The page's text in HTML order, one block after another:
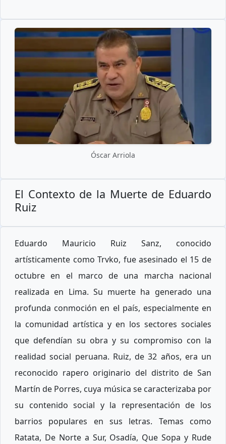
Óscar Arriola
El Contexto de la Muerte de Eduardo
Ruiz
Eduardo Mauricio Ruiz Sanz, conocido
artísticamente como Trvko, fue asesinado el 15 de
octubre en el marco de una marcha nacional
realizada en Lima. Su muerte ha generado una
profunda conmoción en el país, especialmente en
la comunidad artística y en los sectores sociales
que defendían su obra y su compromiso con la
realidad social peruana. Ruiz, de 32 años, era un
reconocido rapero originario del distrito de San
Martín de Porres, cuya música se caracterizaba por
su contenido social y la representación de los
barrios populares en sus letras. Temas como
Ratata, De Norte a Sur, Osadía, Que Sopa y Rude